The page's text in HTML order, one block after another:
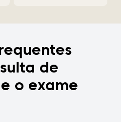
de
o exame